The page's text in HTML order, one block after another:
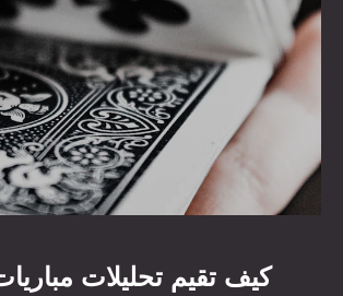
كيف تقيم تحليلات